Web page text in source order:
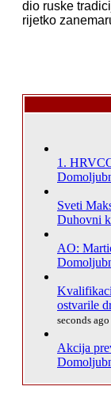
dio ruske
rijetko
1.
Sveti
Duhovni
AO:
ostvarile
seconds ago
Akcija